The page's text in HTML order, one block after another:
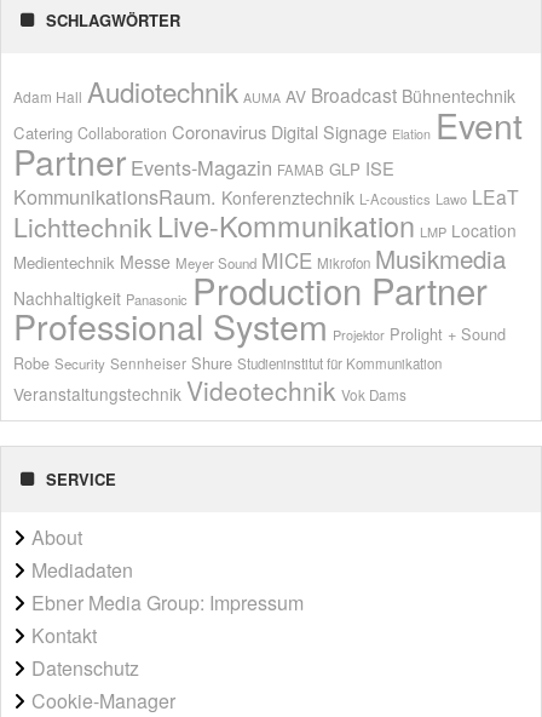
SCHLAGWÖRTER
Adam Hall Audiotechnik AUMA AV Broadcast Bühnentechnik
Catering Collaboration Coronavirus Digital Signage Elation Event
Partner Events-Magazin FAMAB GLP ISE
KommunikationsRaum. Konferenztechnik L-Acoustics Lawo LEaT
Lichttechnik Live-Kommunikation LMP Location
Medientechnik Messe Meyer Sound MICE Mikrofon Musikmedia
Nachhaltigkeit Panasonic Production Partner
Professional System Projektor Prolight + Sound
Robe Security Sennheiser Shure Studieninstitut für Kommunikation
Veranstaltungstechnik Videotechnik Vok Dams
SERVICE
About
Mediadaten
Ebner Media Group: Impressum
Kontakt
Datenschutz
Cookie-Manager